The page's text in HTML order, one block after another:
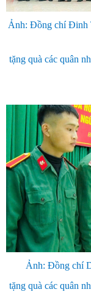
Ảnh: Đồng chí Đinh
tặng quà các quân
Ảnh: Đồng chí
tặng quà các quân